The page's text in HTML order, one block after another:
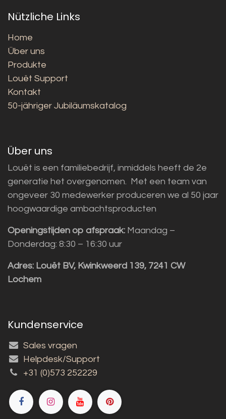
Nützliche Links
Home
Über uns
Produkte
Louët Support
Kontakt
50-jähriger Jubiläumskatalog
Über uns
Louët is een familiebedrijf, inmiddels heeft de 2e
generatie het overgenomen. Met een team van
ongeveer 30 medewerker produceren we al 50 jaar
hoogwaardige ambachtsproducten
Openingstijden op afspraak: Maandag –
Donderdag: 8:30 – 16:30 uur
Adres: Louët BV, Kwinkweerd 139, 7241 CW
Lochem
Kundenservice
Sales vragen
Helpdesk/Support
+31 (0)573 252229